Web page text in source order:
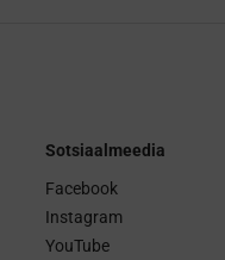
Sotsiaalmeedia
Facebook
Instagram
YouTube